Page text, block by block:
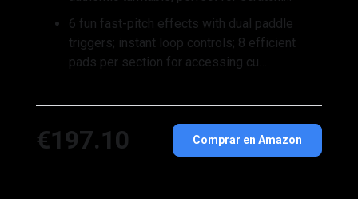
6 fun fast-pitch effects with dual paddle
triggers; instant loop controls; 8 efficient
pads per section for accessing cu…
€197.10 Comprar en Amazon